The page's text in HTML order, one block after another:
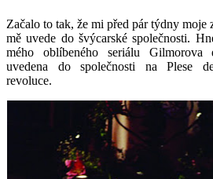
Začalo to tak, že mi před pár týdny moje
mě uvede do švýcarské společnosti.
mého oblíbeného seriálu
uvedena do společnosti na Plese
revoluce.